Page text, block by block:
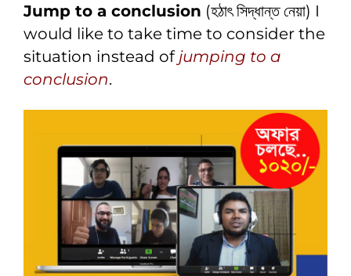
Jump to a conclusion (হঠাৎ সিদ্ধান্ত নেয়া) I
would like to take time to consider the
situation instead of jumping to a
conclusion.